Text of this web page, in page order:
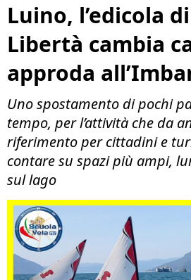
Luino, l’edicola
Libertà cambia
approda
Uno spostamento di pochi
tempo, per l’attività che da
riferimento per cittadini e
contare su spazi più ampi,
sul lago